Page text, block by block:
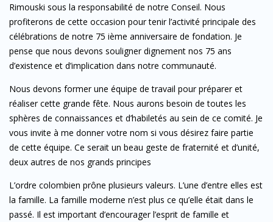
Rimouski sous la responsabilité de notre Conseil. Nous
profiterons de cette occasion pour tenir l’activité principale des
célébrations de notre 75 ième anniversaire de fondation. Je
pense que nous devons souligner dignement nos 75 ans
d’existence et d’implication dans notre communauté.
Nous devons former une équipe de travail pour préparer et
réaliser cette grande fête. Nous aurons besoin de toutes les
sphères de connaissances et d’habiletés au sein de ce comité. Je
vous invite à me donner votre nom si vous désirez faire partie
de cette équipe. Ce serait un beau geste de fraternité et d’unité,
deux autres de nos grands principes
L’ordre colombien prône plusieurs valeurs. L’une d’entre elles est
la famille. La famille moderne n’est plus ce qu’elle était dans le
passé. Il est important d’encourager l’esprit de famille et